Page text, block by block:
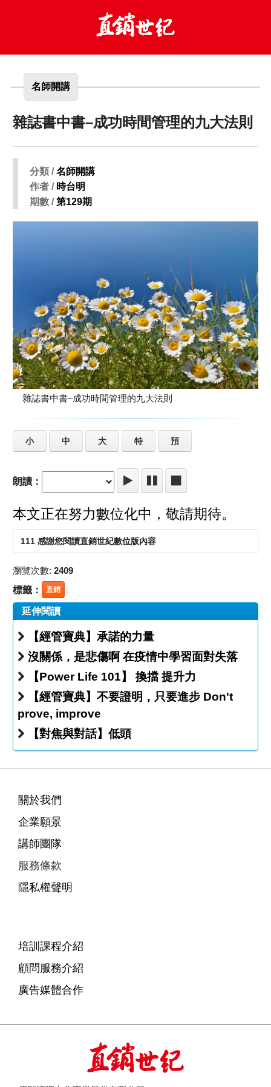
名師開講
雜誌書中書–成功時間管理的九大法則
分類 /名師開講
作者 / 時台明
期數 /第129期
雜誌書中書–成功時間管理的九大法則
小 中 大 特 預
朗讀：
本文正在努力數位化中，敬請期待。
111 感謝您閱讀直銷世紀數位版內容
瀏覽次數: 2409
標籤： 直銷
延伸閱讀
【經管寶典】承諾的力量
沒關係，是悲傷啊 在疫情中學習面對失落
【Power Life 101】 換擋 提升力
【經管寶典】不要證明，只要進步 Don't
prove, improve
【對焦與對話】低頭
關於我們
企業願景
講師團隊
服務條款
隱私權聲明
培訓課程介紹
顧問服務介紹
廣告媒體合作